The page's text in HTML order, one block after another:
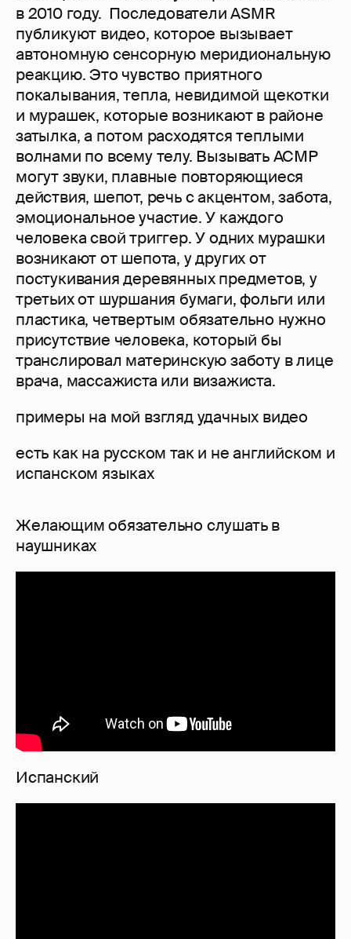
в 2010 году. Последователи ASMR
публикуют видео, которое вызывает
автономную сенсорную меридиональную
реакцию. Это чувство приятного
покалывания, тепла, невидимой щекотки
и мурашек, которые возникают в районе
затылка, а потом расходятся теплыми
волнами по всему телу. Вызывать АСМР
могут звуки, плавные повторяющиеся
действия, шепот, речь с акцентом, забота,
эмоциональное участие. У каждого
человека свой триггер. У одних мурашки
возникают от шепота, у других от
постукивания деревянных предметов, у
третьих от шуршания бумаги, фольги или
пластика, четвертым обязательно нужно
присутствие человека, который бы
транслировал материнскую заботу в лице
врача, массажиста или визажиста.
примеры на мой взгляд удачных видео
есть как на русском так и не английском и
испанском языках
Желающим обязательно слушать в
наушниках
Испанский